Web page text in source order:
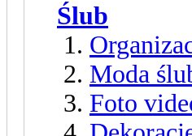
Ślub
Moda
Foto